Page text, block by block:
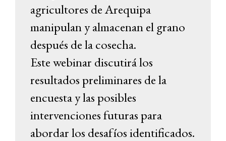
agricultores de Arequipa
manipulan y almacenan el grano
después de la cosecha.
Este webinar discutirá los
resultados preliminares de la
encuesta y las posibles
intervenciones futuras para
abordar los desafíos identificados.